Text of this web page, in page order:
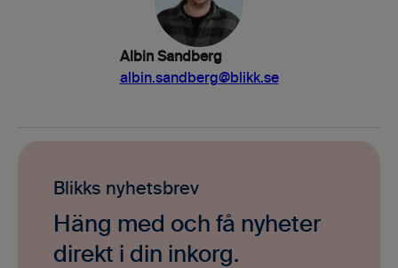
Albin Sandberg
albin.sandberg@blikk.se
Blikks nyhetsbrev
Häng med och få nyheter
direkt i din inkorg.